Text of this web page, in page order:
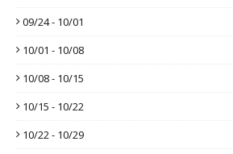
09/24 - 10/01
10/01 - 10/08
10/08 - 10/15
10/15 - 10/22
10/22 - 10/29